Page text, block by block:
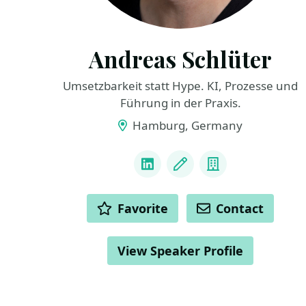
Andreas Schlüter
Umsetzbarkeit statt Hype. KI, Prozesse und
Führung in der Praxis.
Hamburg, Germany
LinkedInBlog Company
ACTIONS Favorite Contact
View Speaker Profile